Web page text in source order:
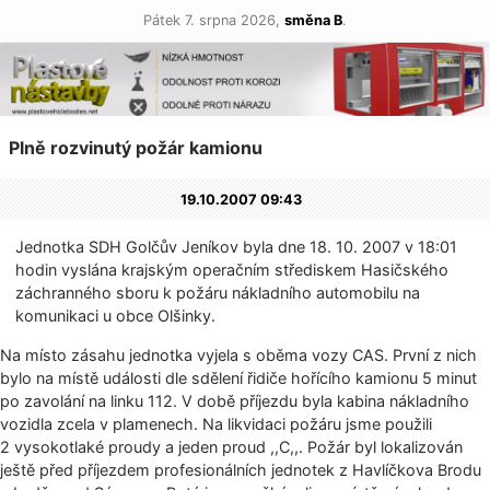
Pátek 7. srpna 2026, směna B.
Plně rozvinutý požár kamionu
19.10.2007 09:43
Jednotka SDH Golčův Jeníkov byla dne 18. 10. 2007 v 18:01
hodin vyslána krajským operačním střediskem Hasičského
záchranného sboru k požáru nákladního automobilu na
komunikaci u obce Olšinky.
Na místo zásahu jednotka vyjela s oběma vozy CAS. První z nich
bylo na místě události dle sdělení řidiče hořícího kamionu 5 minut
po zavolání na linku 112. V době příjezdu byla kabina nákladního
vozidla zcela v plamenech. Na likvidaci požáru jsme použili
2 vysokotlaké proudy a jeden proud ,,C,,. Požár byl lokalizován
ještě před příjezdem profesionálních jednotek z Havlíčkova Brodu